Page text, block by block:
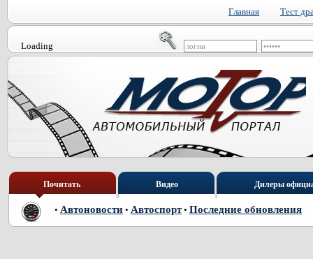
Главная Тест
Loading
Почитать Видео Дилеры
• Автоновости • Автоспорт• Последние обновления